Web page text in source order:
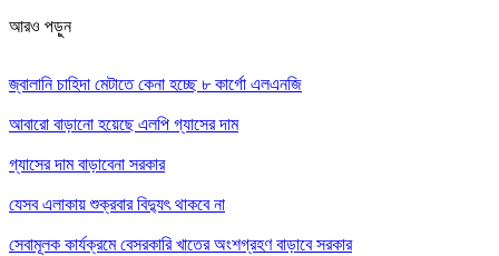
আরও পড়ুন
জ্বালানি চাহিদা মেটাতে কেনা হচ্ছে ৮ কার্গো এলএনজি
আবারো বাড়ানো হয়েছে এলপি গ্যাসের দাম
গ্যাসের দাম বাড়াবেনা সরকার
যেসব এলাকায় শুক্রবার বিদ্যুৎ থাকবে না
সেবামূলক কার্যক্রমে বেসরকারি খাতের অংশগ্রহণ বাড়াবে সরকার